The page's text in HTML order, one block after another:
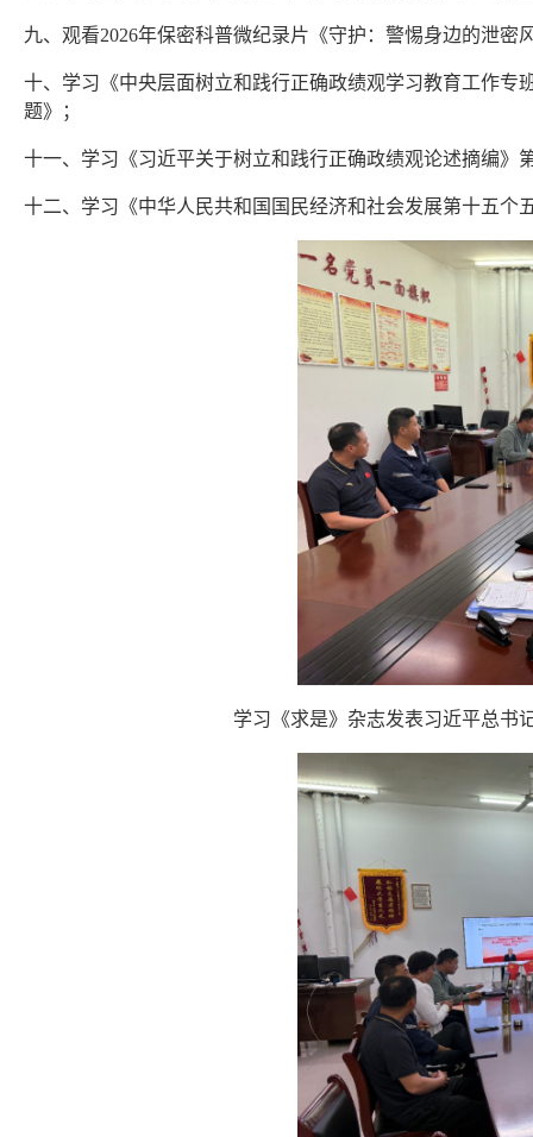
九、观看2026年保密科普微纪录片《守护：警惕身边的泄密
十、学习《中央层面树立和践行正确政绩观学习教育工作
题》；
十一、学习《习近平关于树立和践行正确政绩观论述摘编
十二、学习《中华人民共和国国民经济和社会发展第十五个
学习《求是》杂志发表习近平总书